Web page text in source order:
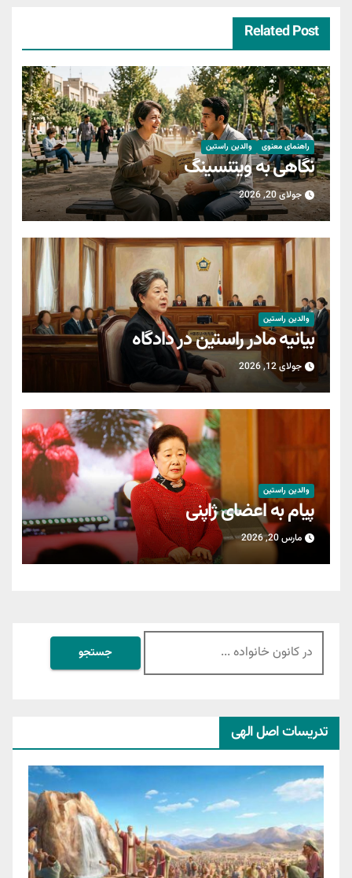
Related Post
راهنمای معنوی والدین راستین
نگاهی به ویتنسینگ
جولای 20, 2026
والدین راستین
بیانیه مادر راستین در دادگاه
جولای 12, 2026
والدین راستین
پیام به اعضای ژاپنی
مارس 20, 2026
برای:
تدریسات اصل الهی